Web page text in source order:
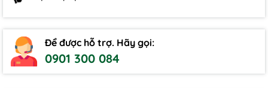
Để được hỗ trợ. Hãy gọi:
0901 300 084